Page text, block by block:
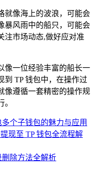
就像海上的波浪，可能会
暴风雨中的船只，可能会
注市场动态,做好应对准
像一位经验丰富的船长一
到 TP 钱包中，在操作过
像遵循一套精密的操作规
个子钱包的魅力与应用
现至 TP 钱包全流程解
除方法全解析